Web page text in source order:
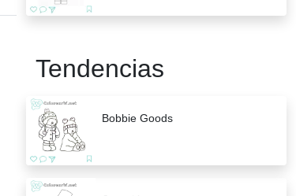
Tendencias
Bobbie Goods